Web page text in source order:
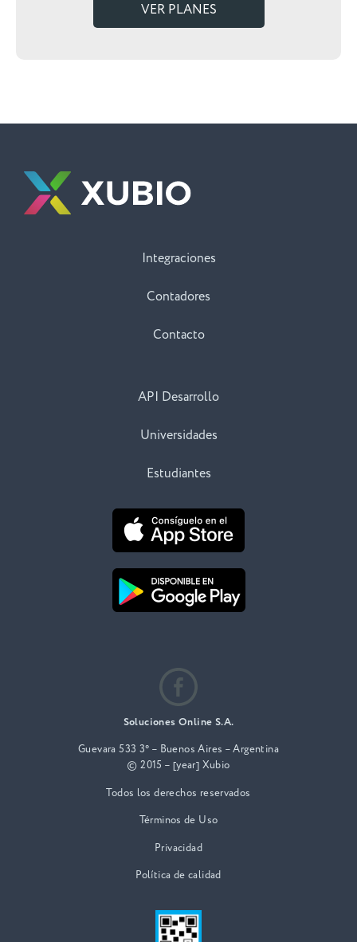
VER PLANES
Integraciones
Contadores
Contacto
API Desarrollo
Universidades
Estudiantes
Soluciones Online S.A.
Guevara 533 3° – Buenos Aires – Argentina
© 2015 – [year] Xubio
Todos los derechos reservados
Términos de Uso
Privacidad
Política de calidad